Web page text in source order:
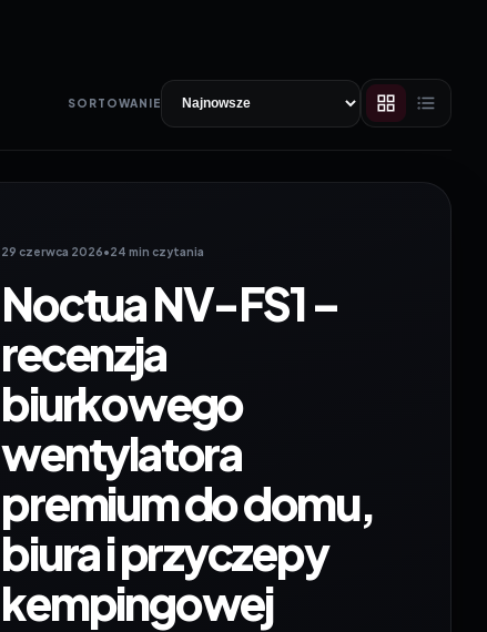
SORTOWANIE
29 czerwca 2026•24 min czytania
Noctua NV-FS1 –
recenzja
biurkowego
wentylatora
premium do domu,
biura i przyczepy
kempingowej